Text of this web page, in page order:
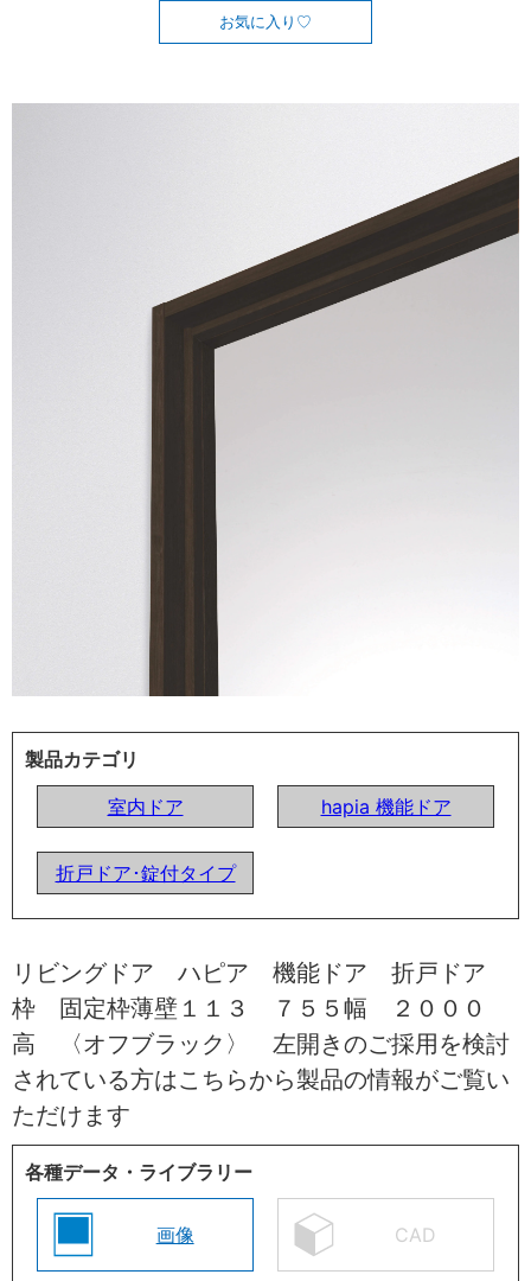
お気に入り
製品カテゴリ
室内ドア
hapia 機能ドア
折戸ドア･錠付タイプ
リビングドア ハピア 機能ドア 折戸ドア
枠 固定枠薄壁１１３ ７５５幅 ２０００
高 〈オフブラック〉 左開きのご採用を検討
されている方はこちらから製品の情報がご覧い
ただけます
各種データ・ライブラリー
画像 CAD